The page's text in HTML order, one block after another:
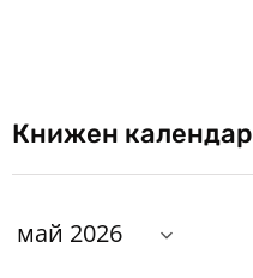
Книжен календар